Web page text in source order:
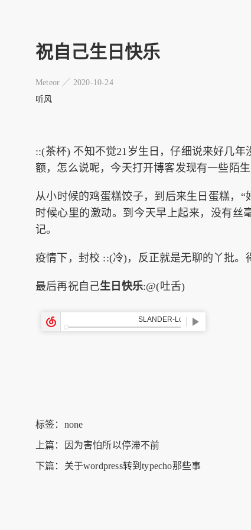
祝自己生日快乐
Meteor ╱ 2020-10-24
听风
::(茶杯) 不知不觉21岁生日，仔细说来好几年
额，怎么说呢，今天打开博客发现有一些陌
从小时候的鸡蛋糕饺子，到后来生日蛋糕，
时候心里的激动。到今天早上起来，没有丝
记。
疫情下，封校 ::(冷)，反正就是无聊的丫批。
最后再祝自己生日快乐:@(吐舌)
标签：none
上篇： 因为害怕所以停滞不前
下篇： 关于wordpress转到typecho那些事